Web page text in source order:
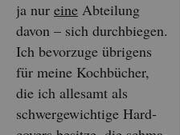
ja nur eine Ab­tei­lung
davon – sich durch­bie­gen.
Ich be­vor­zu­ge üb­ri­gens
für meine Koch­bü­cher,
die ich al­le­samt als
schwer­ge­wich­ti­ge Hard­